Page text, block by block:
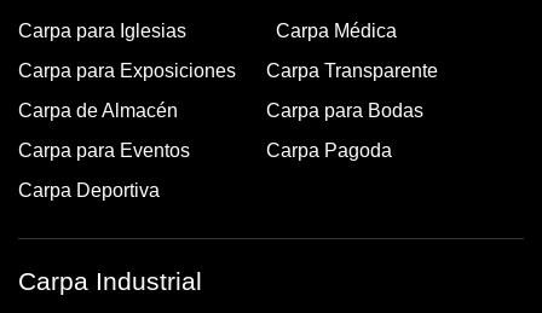
Carpa para Iglesias
Carpa Médica
Carpa para Exposiciones
Carpa Transparente
Carpa de Almacén
Carpa para Bodas
Carpa para Eventos
Carpa Pagoda
Carpa Deportiva
Carpa Industrial